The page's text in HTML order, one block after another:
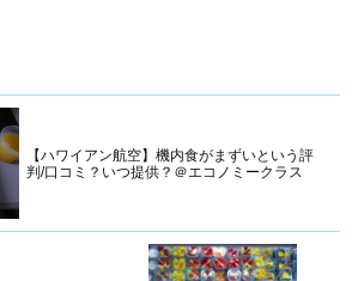
【ハワイアン航空】機内食がまずいという評
判/口コミ？いつ提供？＠エコノミークラス